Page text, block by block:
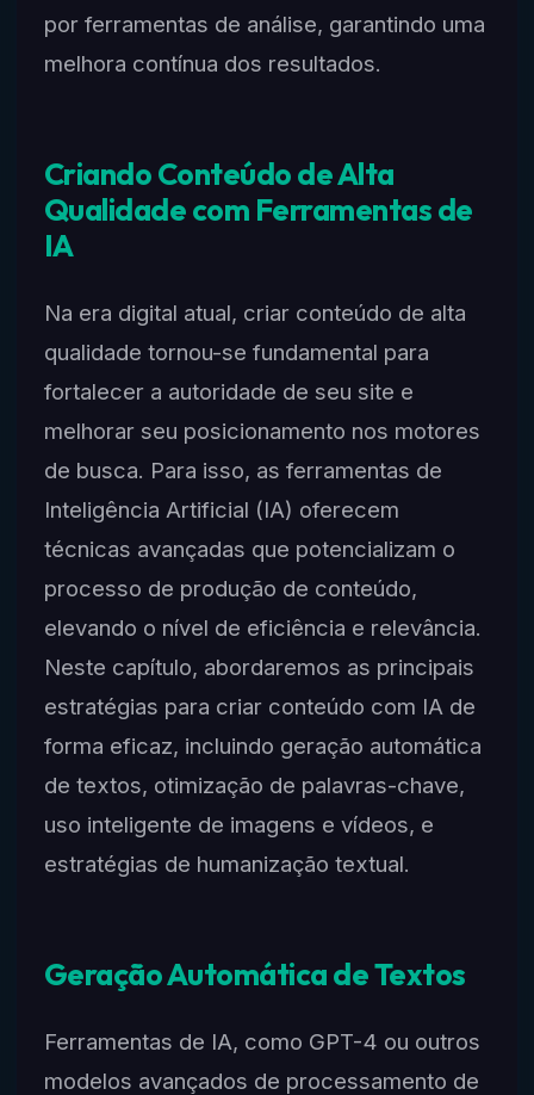
por ferramentas de análise, garantindo uma
melhora contínua dos resultados.
Criando Conteúdo de Alta
Qualidade com Ferramentas de
IA
Na era digital atual, criar conteúdo de alta
qualidade tornou-se fundamental para
fortalecer a autoridade de seu site e
melhorar seu posicionamento nos motores
de busca. Para isso, as ferramentas de
Inteligência Artificial (IA) oferecem
técnicas avançadas que potencializam o
processo de produção de conteúdo,
elevando o nível de eficiência e relevância.
Neste capítulo, abordaremos as principais
estratégias para criar conteúdo com IA de
forma eficaz, incluindo geração automática
de textos, otimização de palavras-chave,
uso inteligente de imagens e vídeos, e
estratégias de humanização textual.
Geração Automática de Textos
Ferramentas de IA, como GPT-4 ou outros
modelos avançados de processamento de